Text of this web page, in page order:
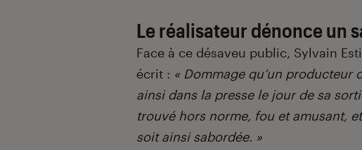
Le réalisateur dénonce un
Face à ce désaveu public, Sylvain
écrit : « Dommage qu’un producteur
ainsi dans la presse le jour de sa
trouvé hors norme, fou et amusant,
soit ainsi sabordée. »